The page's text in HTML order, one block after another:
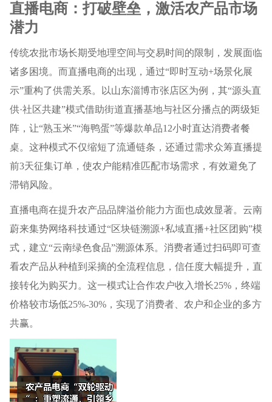
直播电商：打破壁垒，激活农产品市场
潜力
传统农批市场长期受地理空间与交易时间的限制，发展面临
诸多困境。而直播电商的出现，通过“即时互动+场景化展
示”重构了供需关系。以山东淄博市张店区为例，其“源头直
供·社区共建”模式借助街道直播基地与社区分播点的两级矩
阵，让“熟玉米”“海鸭蛋”等爆款单品12小时直达消费者餐
桌。这种模式不仅缩短了流通链条，还通过需求众筹直播提
前3天征集订单，使农户能精准匹配市场需求，有效避免了
滞销风险。
直播电商在提升农产品品牌溢价能力方面也成效显著。云南
蔚来集势网络科技通过“区块链溯源+私域直播+社区团购”模
式，建立“云南绿色食品”溯源体系。消费者通过扫码即可查
看农产品从种植到采摘的全流程信息，信任度大幅提升，直
接转化为购买力。这一模式让合作农户收入增长25%，终端
价格较市场低25%-30%，实现了消费者、农户和企业的多方
共赢。